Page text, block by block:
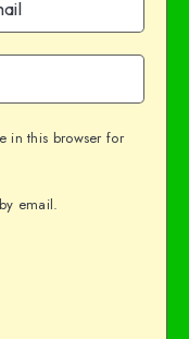
in this browser for
email.